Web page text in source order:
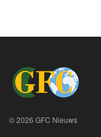
© 2026 GFC Nieuws